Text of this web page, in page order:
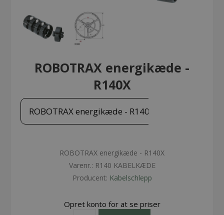
ROBOTRAX energikæde -
R140X
ROBOTRAX energikæde - R140X
ROBOTRAX energikæde - R140X
Varenr.: R140 KABELKÆDE
Producent: Kabelschlepp
Opret konto for at se priser